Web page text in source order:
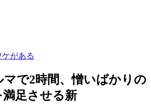
がある
で2時間、憎いばかりの
足させる新